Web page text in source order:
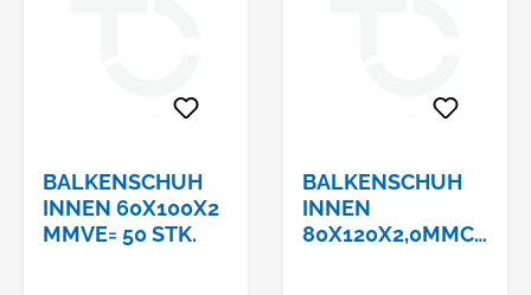
BALKENSCHUH
INNEN 60X100X2
MMVE= 50 STK.
BALKENSCHUH
INNEN
80X120X2,0MMCE